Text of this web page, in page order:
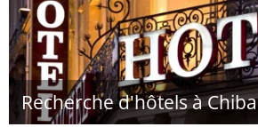
Recherche d'hôtels à Chiba